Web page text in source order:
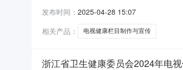
中小企业落实政府采购政策功能
340
发布时间： 2025-04-28 15:07
相关产品：
电视健康栏目制作与宣传
浙江省卫生健康委员会2024年电